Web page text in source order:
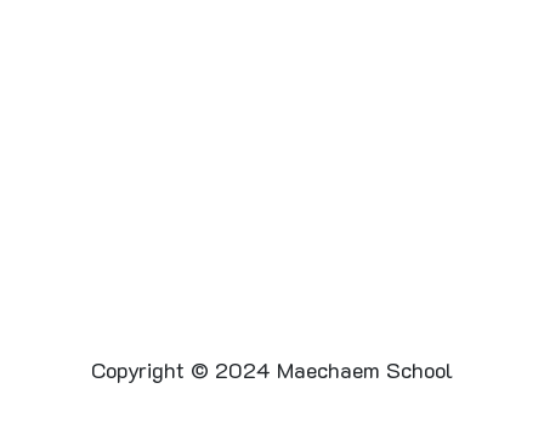
Copyright © 2024 Maechaem School